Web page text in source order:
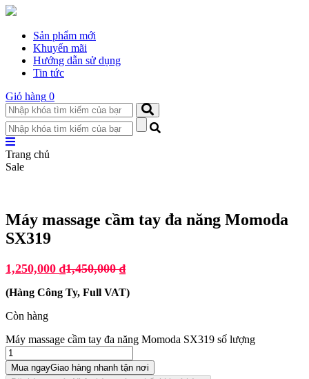
Sản phẩm mới
Khuyến mãi
Hướng dẫn sử dụng
Tin tức
Giỏ hàng 0
Trang chủ
Sale
Máy massage cầm tay đa năng Momoda
SX319
1,250,000 ₫1,450,000₫
(Hàng Công Ty, Full VAT)
Còn hàng
Máy massage cầm tay đa năng Momoda SX319 số lượng
Mua ngayGiao hàng nhanh tận nơi